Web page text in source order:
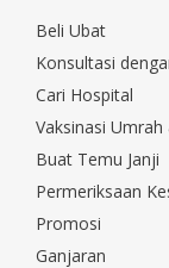
Beli Ubat
Konsultasi
Cari Hospital
Vaksinasi
Buat Temu Janji
Permeriksaan
Promosi
Ganjaran